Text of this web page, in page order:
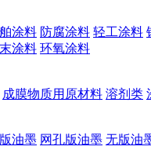
涂料 防腐涂料 轻工涂料
涂料 环氧涂料
成膜物质用原材料 溶剂类
油墨 网孔版油墨 无版油